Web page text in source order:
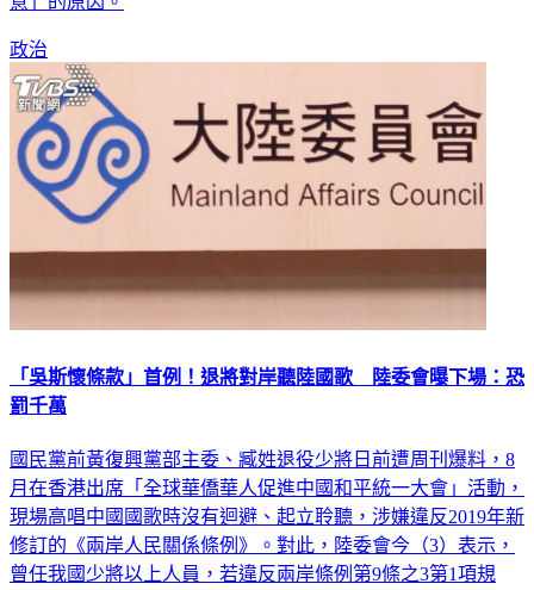
政治
「吳斯懷條款」首例！退將對岸聽陸國歌 陸委會曝下場：恐
罰千萬
國民黨前黃復興黨部主委、臧姓退役少將日前遭周刊爆料，8
月在香港出席「全球華僑華人促進中國和平統一大會」活動，
現場高唱中國國歌時沒有迴避、起立聆聽，涉嫌違反2019年新
修訂的《兩岸人民關係條例》。對此，陸委會今（3）表示，
曾任我國少將以上人員，若違反兩岸條例第9條之3第1項規